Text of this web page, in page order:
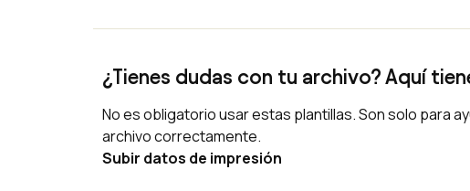
¿Tienes dudas con tu archivo? Aquí
No es obligatorio usar estas plantillas. Son solo para
archivo correctamente.
Subir datos de impresión